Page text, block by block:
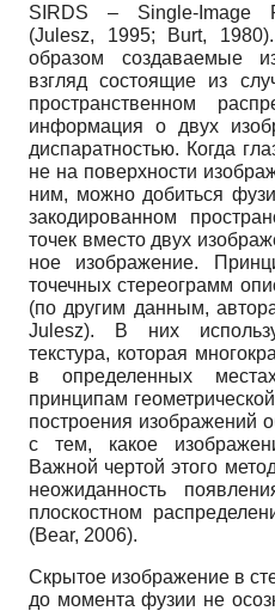
SIRDS – Single-Image
(Julesz, 1995; Burt,
образом создаваемые
взгляд состоящие из
пространственном
информация о двух
диспаратностью. Когда
не на поверхности
ним, можно добиться
закодирован­ном
точек вместо двух
ное изображение.
точечных стереограмм
(по другим данным,
Julesz). В них
текстура, которая
в определенных
принципам
построе­ния изображений
с тем, какое
Важной чертой этого
неожиданность
плоскостном
(Bear, 2006).
Скрытое изображение в
до момента фузии не